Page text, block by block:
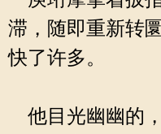
滞，随即重新转
快了许多。
他目光幽幽的